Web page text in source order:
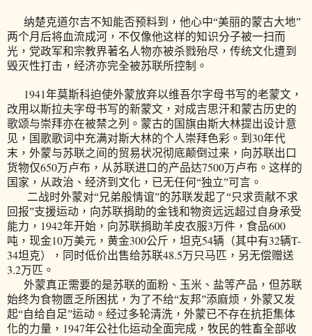
纳楚克道尔吉不知能否预料到，他心中“美丽的蒙古大地”
两个月后将血流成河，不仅像他这样的知识分子被一扫而
光，党政军和宗教界著名人物亦被杀戮殆尽，传统文化遭到
毁灭性打击，经济亦完全被苏联所控制。
1941年莫斯科迫使外蒙放弃以维吾尔字母书写的老蒙文，
改用以斯拉夫字母书写的新蒙文，对成吉思汗和蒙古历史的
歌颂与崇拜亦在被禁之列。蒙古的国旗由斯大林提出设计意
见，国歌歌词中充满对斯大林的个人崇拜色彩。 到 30年代
末，外蒙与苏联之间的贸易状况彻底颠倒过来，向苏联出口
货物仅650万卢布，从苏联进口的产品达7500万卢布。 这样的
国家，从政治、经济到文化，已无任何“独立”可言。
二战时外蒙对“兄弟般情谊”的苏联发起了“只求贡献不求
回报”支援运动，向苏联捐助的金钱和物资远远超过自身承受
能力， 1942年开始，向苏联捐助羊皮衣服3万件，食品600
吨，现金10万美元，黄金300公斤，坦克54辆（其中有32辆T-
34坦克），同时低价出售给苏联48.5万只马匹，另无偿赠送
3.2万匹。
外蒙真正需要的是苏联的面粉、玉米、盐等产品，但苏联
始终为食物匮乏所困扰，为了不给“友邦”添麻烦，外蒙又发
起“自给自足”运动。经过多轮清洗，外蒙已不存在抗拒集体
化的力量， 1947年公社化运动全面完成，牧民的牲畜全部收